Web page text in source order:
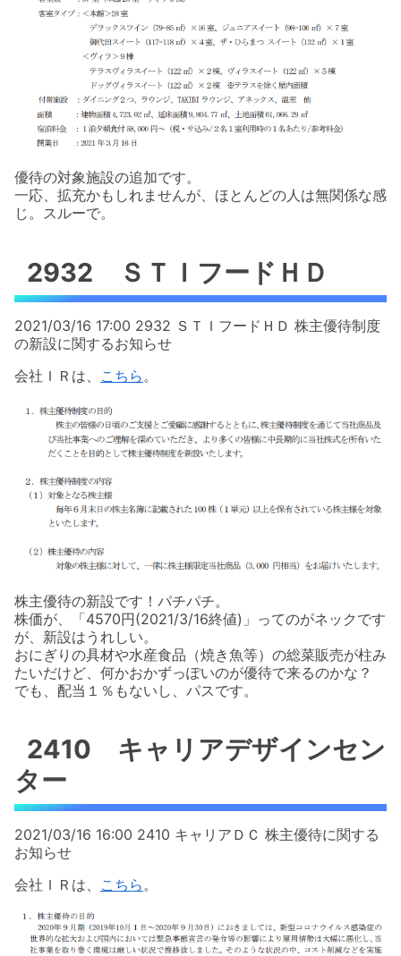
優待の対象施設の追加です。
一応、拡充かもしれませんが、ほとんどの人は無関係な感
じ。スルーで。
2932 ＳＴＩフードＨＤ
2021/03/16 17:00 2932 ＳＴＩフードＨＤ 株主優待制度
の新設に関するお知らせ
会社ＩＲは、 こちら。
株主優待の新設です！パチパチ。
株価が、「4570円(2021/3/16終値)」ってのがネックです
が、新設はうれしい。
おにぎりの具材や水産食品（焼き魚等）の総菜販売が柱み
たいだけど、何かおかずっぽいのが優待で来るのかな？
でも、配当１％もないし、パスです。
2410 キャリアデザインセン
ター
2021/03/16 16:00 2410 キャリアＤＣ 株主優待に関する
お知らせ
会社ＩＲは、 こちら 。